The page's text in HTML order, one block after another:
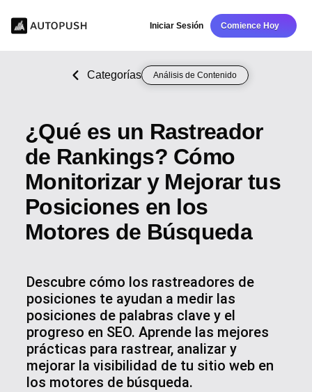
Iniciar Sesión Comience Hoy
Categorías Análisis de Contenido
¿Qué es un Rastreador
de Rankings? Cómo
Monitorizar y Mejorar tus
Posiciones en los
Motores de Búsqueda
Descubre cómo los rastreadores de
posiciones te ayudan a medir las
posiciones de palabras clave y el
progreso en SEO. Aprende las mejores
prácticas para rastrear, analizar y
mejorar la visibilidad de tu sitio web en
los motores de búsqueda.